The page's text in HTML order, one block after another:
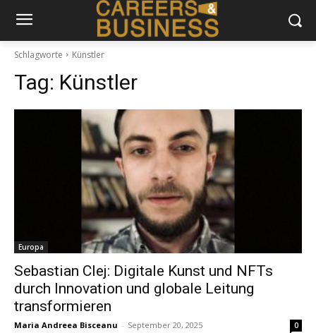
Schlagworte Künstler
Tag: Künstler
Europa
Sebastian Clej: Digitale Kunst und NFTs
durch Innovation und globale Leitung
transformieren
Maria Andreea Bisceanu - September 20, 2025 0